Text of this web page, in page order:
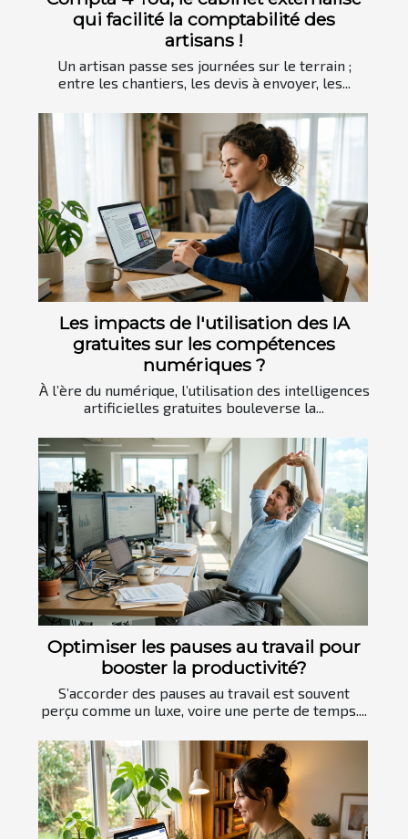
qui facilité la comptabilité des
artisans !
Un artisan passe ses journées sur le terrain ;
entre les chantiers, les devis à envoyer, les...
Les impacts de l'utilisation des IA
gratuites sur les compétences
numériques ?
À l’ère du numérique, l’utilisation des intelligences
artificielles gratuites bouleverse la...
Optimiser les pauses au travail pour
booster la productivité?
S’accorder des pauses au travail est souvent
perçu comme un luxe, voire une perte de temps....